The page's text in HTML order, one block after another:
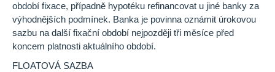
období fixace, případně hypotéku refinancovat u jiné banky za
výhodnějších podmínek. Banka je povinna oznámit úrokovou
sazbu na další fixační období nejpozději tři měsíce před
koncem platnosti aktuálního období.
FLOATOVÁ SAZBA